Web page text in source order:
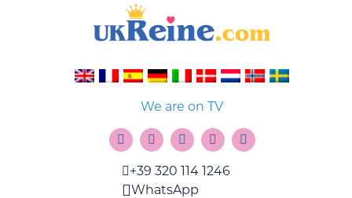
We are on TV
+39 320 114 1246
WhatsApp